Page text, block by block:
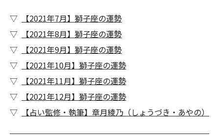
【2021年7月】獅子座の運勢
【2021年8月】獅子座の運勢
【2021年9月】獅子座の運勢
【2021年10月】獅子座の運勢
【2021年11月】獅子座の運勢
【2021年12月】獅子座の運勢
【占い監修・執筆】章月綾乃（しょうづき・あやの）